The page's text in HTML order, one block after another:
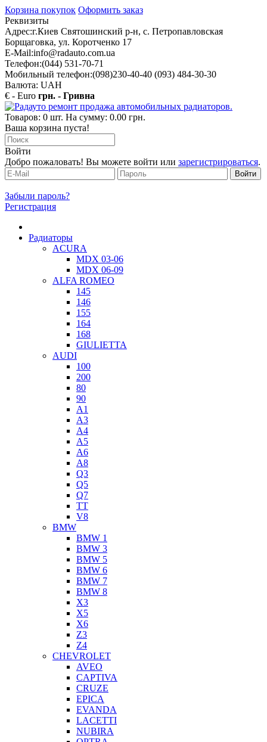
Корзина покупок Оформить заказ
Реквизиты
Адрес:г.Киев Святошинский р-н, с. Петропавловская
Борщаговка, ул. Коротченко 17
E-Mail:info@radauto.com.ua
Телефон:(044) 531-70-71
Мобильный телефон:(098)230-40-40 (093) 484-30-30
Валюта: UAH
€ - Euro грн. - Гривна
Товаров: 0 шт. На сумму: 0.00 грн.
Ваша корзина пуста!
Войти
Добро пожаловать! Вы можете войти или зарегистрироваться.
Забыли пароль?
Регистрация
Радиаторы
ACURA
MDX 03-06
MDX 06-09
ALFA ROMEO
145
146
155
164
168
GIULIETTA
AUDI
100
200
80
90
A1
A3
A4
A5
A6
A8
Q3
Q5
Q7
TT
V8
BMW
BMW 1
BMW 3
BMW 5
BMW 6
BMW 7
BMW 8
X3
X5
X6
Z3
Z4
CHEVROLET
AVEO
CAPTIVA
CRUZE
EPICA
EVANDA
LACETTI
NUBIRA